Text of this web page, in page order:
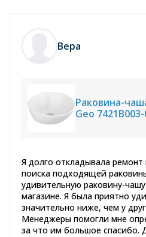
Вера
Раковина-
Geo
Я долго откладывала
поиска подходящей
удивительную раковину-
магазине. Я была приятно
значительно ниже, чем у
Менеджеры помогли мне
за что им большое спасибо.